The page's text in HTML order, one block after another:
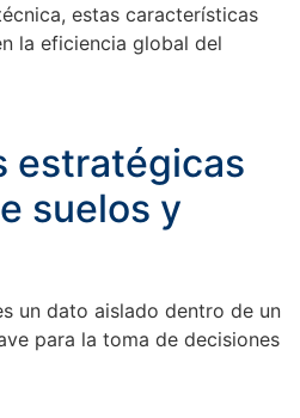
estas características
la eficiencia global del
estratégicas
suelos y
un dato aislado dentro de un
para la toma de decisiones